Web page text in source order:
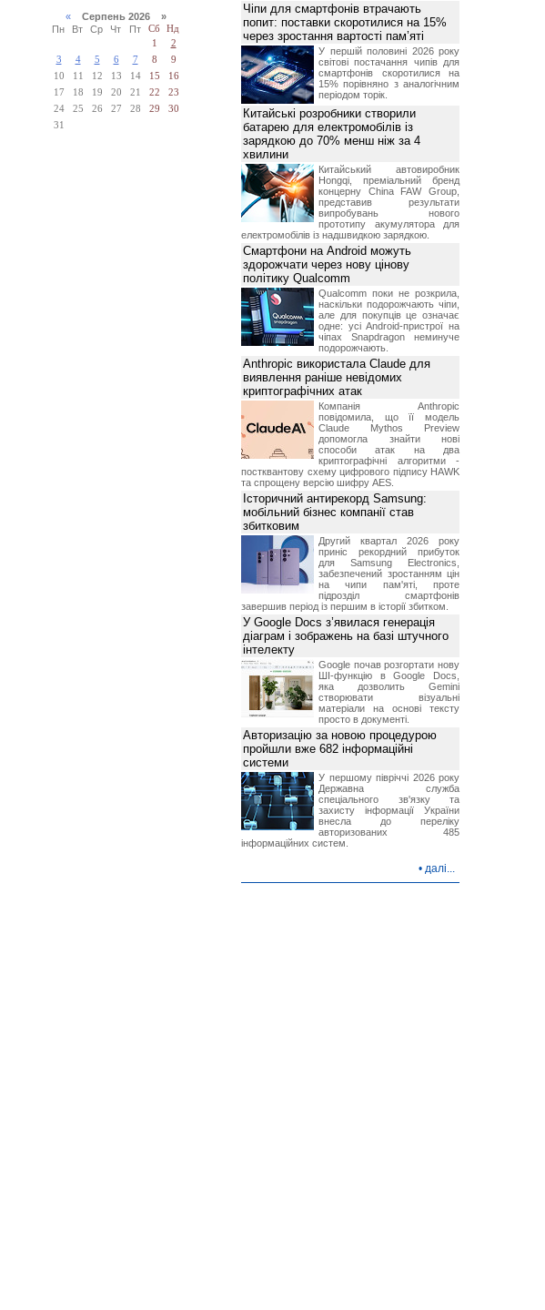
«Серпень 2026 »
Пн
Вт Ср Чт Пт Сб
Нд
1
2
3
4 5 6 7 8
9
10
11 12 13 14 15
16
17
18 19 20 21 22
23
24
25 26 27 28 29
30
31
Чіпи для смартфонів втрачають
попит: поставки скоротилися на 15%
через зростання вартості пам’яті
У першій половині 2026 року
світові постачання чипів для
смартфонів скоротилися на
15% порівняно з аналогічним
періодом торік.
Китайські розробники створили
батарею для електромобілів із
зарядкою до 70% менш ніж за 4
хвилини
Китайський автовиробник
Hongqi, преміальний бренд
концерну China FAW Group,
представив результати
випробувань нового
прототипу акумулятора для
електромобілів із надшвидкою зарядкою.
Смартфони на Android можуть
здорожчати через нову цінову
політику Qualcomm
Qualcomm поки не розкрила,
наскільки подорожчають чіпи,
але для покупців це означає
одне: усі Android-пристрої на
чіпах Snapdragon неминуче
подорожчають.
Anthropic використала Claude для
виявлення раніше невідомих
криптографічних атак
Компанія Anthropic
повідомила, що її модель
Claude Mythos Preview
допомогла знайти нові
способи атак на два
криптографічні алгоритми -
постквантову схему цифрового підпису HAWK
та спрощену версію шифру AES.
Історичний антирекорд Samsung:
мобільний бізнес компанії став
збитковим
Другий квартал 2026 року
приніс рекордний прибуток
для Samsung Electronics,
забезпечений зростанням цін
на чипи пам'яті, проте
підрозділ смартфонів
завершив період із першим в історії збитком.
У Google Docs з’явилася генерація
діаграм і зображень на базі штучного
інтелекту
Google почав розгортати нову
ШІ-функцію в Google Docs,
яка дозволить Gemini
створювати візуальні
матеріали на основі тексту
просто в документі.
Авторизацію за новою процедурою
пройшли вже 682 інформаційні
системи
У першому півріччі 2026 року
Державна служба
спеціального зв'язку та
захисту інформації України
внесла до переліку
авторизованих 485
інформаційних систем.
• далі...